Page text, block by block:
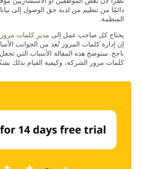
دائمًا من تنظيم من لديه حق الوصول إلى
المنظمة.
يحتاج كل صاحب عمل إلى مدير كلمات مرور
إن إدارة كلمات المرور تُعد من الجوانب
ناجح. ستوضح هذه المقالة الأسباب التي
كلمات مرور الشركة، وكيفية القيام بذلك